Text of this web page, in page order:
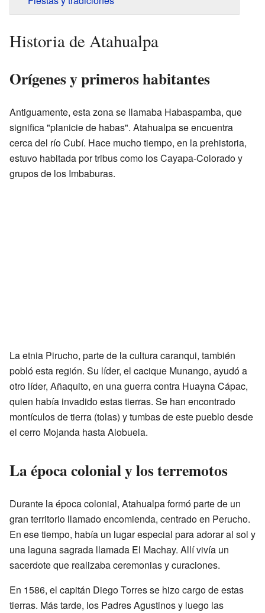
Historia de Atahualpa
Orígenes y primeros habitantes
Antiguamente, esta zona se llamaba Habaspamba, que
significa "planicie de habas". Atahualpa se encuentra
cerca del río Cubí. Hace mucho tiempo, en la prehistoria,
estuvo habitada por tribus como los Cayapa-Colorado y
grupos de los Imbaburas.
La etnia Pirucho, parte de la cultura caranqui, también
pobló esta región. Su líder, el cacique Munango, ayudó a
otro líder, Añaquito, en una guerra contra Huayna Cápac,
quien había invadido estas tierras. Se han encontrado
montículos de tierra (tolas) y tumbas de este pueblo desde
el cerro Mojanda hasta Alobuela.
La época colonial y los terremotos
Durante la época colonial, Atahualpa formó parte de un
gran territorio llamado encomienda, centrado en Perucho.
En ese tiempo, había un lugar especial para adorar al sol y
una laguna sagrada llamada El Machay. Allí vivía un
sacerdote que realizaba ceremonias y curaciones.
En 1586, el capitán Diego Torres se hizo cargo de estas
tierras. Más tarde, los Padres Agustinos y luego las